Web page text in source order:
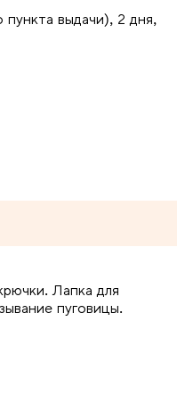
выдачи), 2 дня,
Лапка для
пуговицы.